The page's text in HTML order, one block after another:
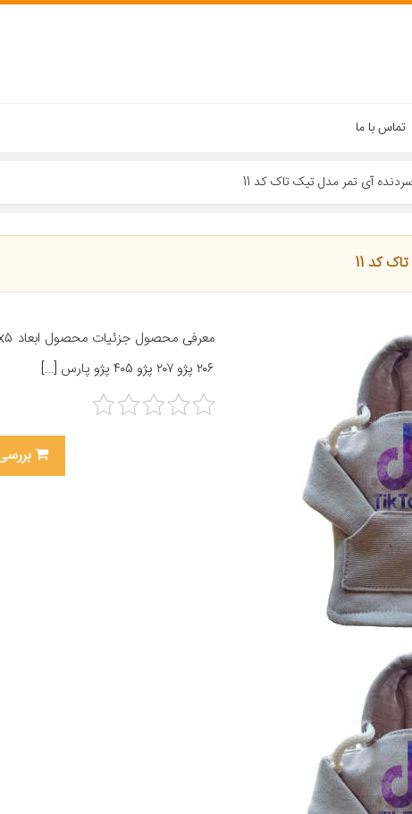
تماس با ما
سردنده آی تمر مدل تیک تاک کد 11
کد 11
۲۰۶ پژو ۲۰۷ پژو ۴۰۵ پژو پارس […]